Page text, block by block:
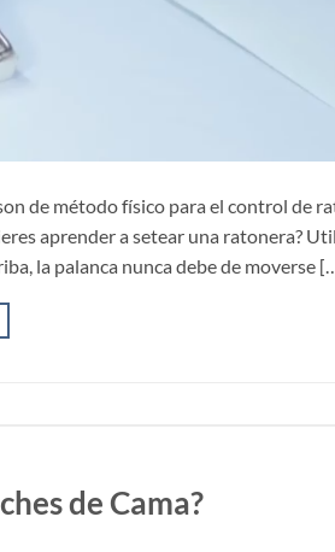
de método físico para el control de
aprender a setear una ratonera?
la palanca nunca debe de moverse
de Cama?